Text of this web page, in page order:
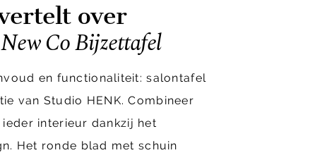
over
Co Bijzettafel
en functionaliteit: salontafel
van Studio HENK. Combineer
interieur dankzij het
Het ronde blad met schuin